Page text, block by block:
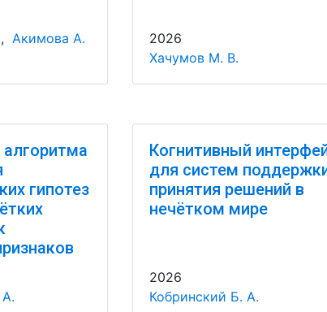
, Акимова А.
2026
Хачумов М. В.
гипотез
Когнитивный
для систем
принятия решений в
нечётком мире
2026
Кобринский Б. А.